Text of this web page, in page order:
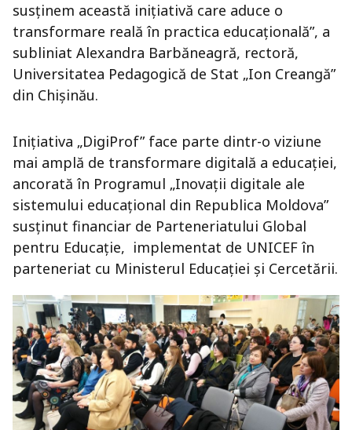
susținem această inițiativă care aduce o
transformare reală în practica educațională”, a
subliniat Alexandra Barbăneagră, rectoră,
Universitatea Pedagogică de Stat „Ion Creangă”
din Chișinău.
Inițiativa „DigiProf” face parte dintr-o viziune
mai amplă de transformare digitală a educației,
ancorată în Programul „Inovații digitale ale
sistemului educațional din Republica Moldova”
susținut financiar de Parteneriatului Global
pentru Educație, implementat de UNICEF în
parteneriat cu Ministerul Educației și Cercetării.